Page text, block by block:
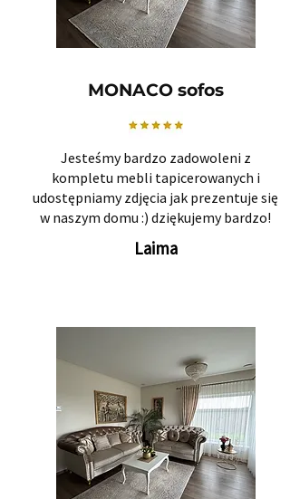
MONACO sofos
Jesteśmy bardzo zadowoleni z
kompletu mebli tapicerowanych i
udostępniamy zdjęcia jak prezentuje się
w naszym domu :) dziękujemy bardzo!
Laima